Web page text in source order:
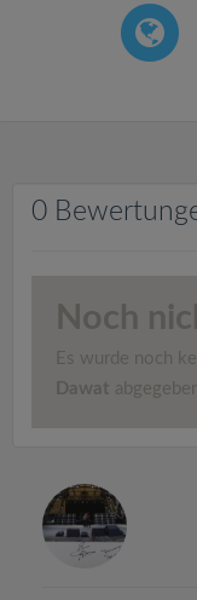
0
Noch
Es wurde noch
Dawat